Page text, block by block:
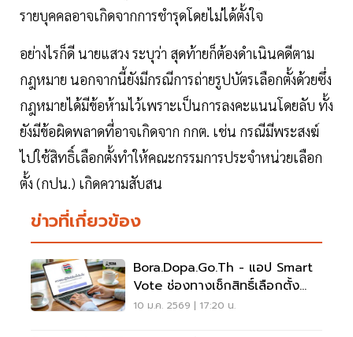
รายบุคคลอาจเกิดจากการชำรุดโดยไม่ได้ตั้งใจ
อย่างไรก็ดี นายแสวง ระบุว่า สุดท้ายก็ต้องดำเนินคดีตาม
กฎหมาย นอกจากนี้ยังมีกรณีการถ่ายรูปบัตรเลือกตั้งด้วยซึ่ง
กฎหมายได้มีข้อห้ามไว้เพราะเป็นการลงคะแนนโดยลับ ทั้ง
ยังมีข้อผิดพลาดที่อาจเกิดจาก กกต. เช่น กรณีมีพระสงฆ์
ไปใช้สิทธิ์เลือกตั้งทำให้คณะกรรมการประจำหน่วยเลือก
ตั้ง (กปน.) เกิดความสับสน
ข่าวที่เกี่ยวข้อง
Bora.dopa.go.th - แอป Smart
Vote ช่องทางเช็กสิทธิ์เลือกตั้ง
อบต. 11 ม.ค. 69
10 ม.ค. 2569 | 17:20 น.